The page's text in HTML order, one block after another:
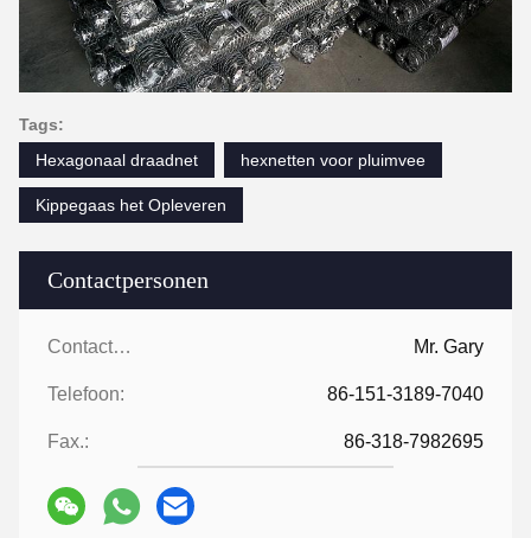
Contactpersonen
Contactpersonen: Mr. Gary
Telefoon: 86-151-3189-7040
Fax.: 86-318-7982695
Tags:
Hexagonaal draadnet
hexnetten voor pluimvee
Kippegaas het Opleveren